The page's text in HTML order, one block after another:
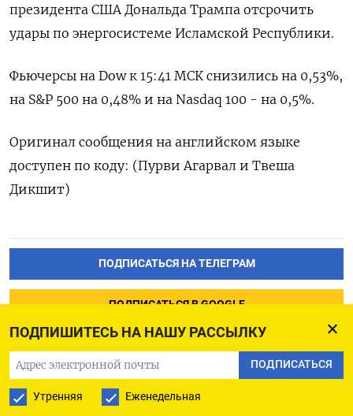
ПОДПИШИТЕСЬ НА НАШУ РАССЫЛКУ
ПОДПИСАТЬСЯ
Утренняя Еженедельная
президента ‌США Дональда Трампа отсрочить
удары по энергосистеме ​Исламской ​Республики.
Фьючерсы ‌на Dow к ​15:41 МСК снизились на 0,53%,
на S&P 500 на 0,48% и на Nasdaq ​100 - ⁠на 0,5%.
Оригинал сообщения на ‌английском языке
‌доступен по коду: (Пурви ​Агарвал и ‌Твеша
Дикшит)
ПОДПИСАТЬСЯ НА ТЕЛЕГРАМ
ПОДПИСАТЬСЯ В GOOGLE